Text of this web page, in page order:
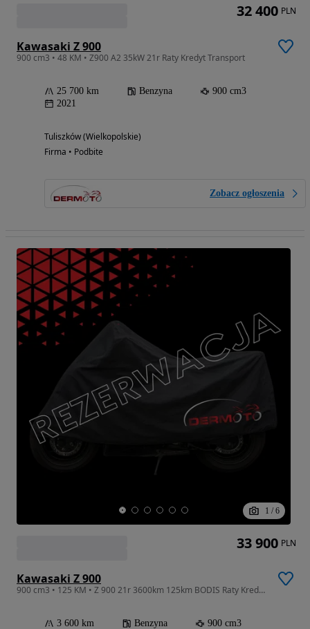
Kawasaki Z 900
900 cm3 • 48 KM • Z900 A2 35kW 21r Raty Kredyt Transport
25 700 km Benzyna
900 cm3
2021
Tuliszków (Wielkopolskie)
Firma • Podbite
Zobacz ogłoszenia
32 400 PLN
1 / 6
Kawasaki Z 900
900 cm3 • 125 KM • Z 900 21r 3600km 125km BODIS Raty Kredyt Transport
3 600 km Benzyna
900 cm3
33 900 PLN